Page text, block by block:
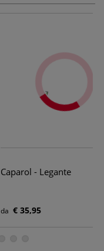
Caparol - Legante
da € 35,95